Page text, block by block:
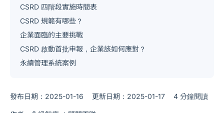
CSRD 四階段實施時間表
CSRD 規範有哪些？
企業面臨的主要挑戰
CSRD 啟動首批申報，企業該如何應對？
永續管理系統案例
發布日期：2025-01-16 更新日期：2025-01-17 4 分鐘閱讀